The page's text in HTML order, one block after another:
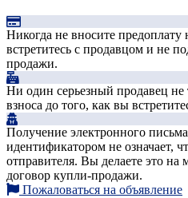
Никогда не вносите предоплату
встретитесь с продавцом и не
продажи.
Ни один серьезный продавец не
взноса до того, как вы
Получение электронного
идентификатором не означает,
отправителя. Вы делаете это на
договор купли-продажи.
Пожаловаться на объявление